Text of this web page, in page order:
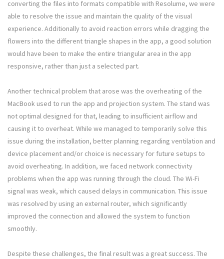
converting the files into formats compatible with Resolume, we were
able to resolve the issue and maintain the quality of the visual
experience. Additionally to avoid reaction errors while dragging the
flowers into the different triangle shapes in the app, a good solution
would have been to make the entire triangular area in the app
responsive, rather than just a selected part.
Another technical problem that arose was the overheating of the
MacBook used to run the app and projection system. The stand was
not optimal designed for that, leading to insufficient airflow and
causing it to overheat. While we managed to temporarily solve this
issue during the installation, better planning regarding ventilation and
device placement and/or choice is necessary for future setups to
avoid overheating. In addition, we faced network connectivity
problems when the app was running through the cloud. The Wi-Fi
signal was weak, which caused delays in communication. This issue
was resolved by using an external router, which significantly
improved the connection and allowed the system to function
smoothly.
Despite these challenges, the final result was a great success. The